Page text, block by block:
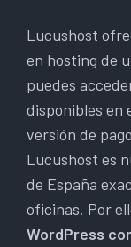
Lucushost
en hosting de
puedes
disponibles en
versión de
Lucushost es
de España
oficinas. Por
WordPress